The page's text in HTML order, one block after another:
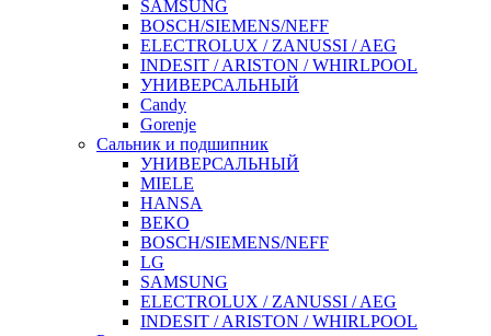
SAMSUNG
BOSCH/SIEMENS/NEFF
ELECTROLUX / ZANUSSI / AEG
INDESIT / ARISTON / WHIRLPOOL
УНИВЕРСАЛЬНЫЙ
Candy
Gorenje
Сальник и подшипник
УНИВЕРСАЛЬНЫЙ
MIELE
HANSA
BEKO
BOSCH/SIEMENS/NEFF
LG
SAMSUNG
ELECTROLUX / ZANUSSI / AEG
INDESIT / ARISTON / WHIRLPOOL